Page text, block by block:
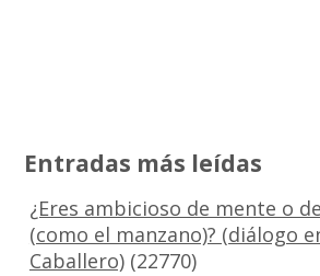
Entradas más leídas
¿Eres ambicioso de mente o
(como el manzano)? (diálogo
Caballero)(22770)